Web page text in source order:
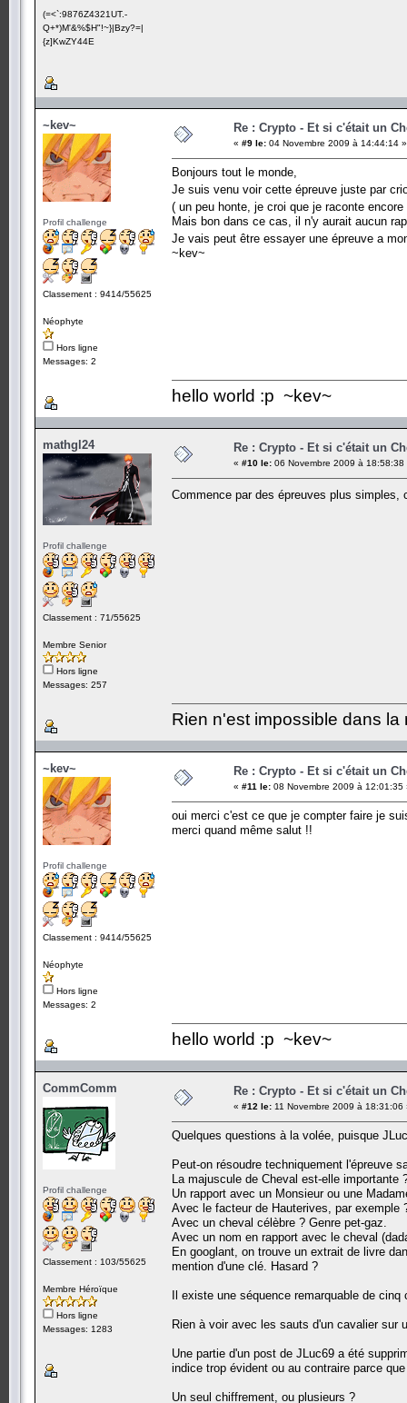
(=<`:9876Z4321UT.-
Q+*)M'&%$H"!~}|Bzy?=|
{z]KwZY44E
~kev~
Profil challenge
Classement : 9414/55625
Néophyte
Hors ligne
Messages: 2
Re : Crypto - Et si c'était un
« #9 le: 04 Novembre 2009 à 14:44:14 »
Bonjours tout le monde,
Je suis venu voir cette épreuve juste par
( un peu honte, je croi que je raconte
Mais bon dans ce cas, il n'y aurait aucun
Je vais peut être essayer une épreuve a
~kev~
hello world :p ~kev~
mathgl24
Profil challenge
Classement : 71/55625
Membre Senior
Hors ligne
Messages: 257
Re : Crypto - Et si c'était un
« #10 le: 06 Novembre 2009 à 18:58:38
Commence par des épreuves plus
Rien n'est impossible dans
~kev~
Profil challenge
Classement : 9414/55625
Néophyte
Hors ligne
Messages: 2
Re : Crypto - Et si c'était un
« #11 le: 08 Novembre 2009 à 12:01:35
oui merci c'est ce que je compter faire je
merci quand même salut !!
hello world :p ~kev~
CommComm
Profil challenge
Classement : 103/55625
Membre Héroïque
Hors ligne
Messages: 1283
Re : Crypto - Et si c'était un
« #12 le: 11 Novembre 2009 à 18:31:06
Quelques questions à la volée, puisque
Peut-on résoudre techniquement l'épreuve
La majuscule de Cheval est-elle importante
Un rapport avec un Monsieur ou une
Avec le facteur de Hauterives, par exemple
Avec un cheval célèbre ? Genre pet-gaz.
Avec un nom en rapport avec le cheval
En googlant, on trouve un extrait de livre
mention d'une clé. Hasard ?
Il existe une séquence remarquable de
Rien à voir avec les sauts d'un cavalier sur
Une partie d'un post de JLuc69 a été
indice trop évident ou au contraire parce
Un seul chiffrement, ou plusieurs ?